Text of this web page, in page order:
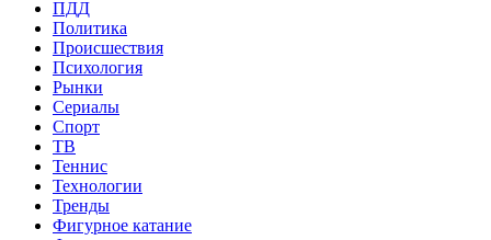
ПДД
Политика
Происшествия
Психология
Рынки
Сериалы
Спорт
ТВ
Теннис
Технологии
Тренды
Фигурное катание